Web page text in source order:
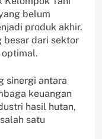
belum
produk akhir.
besar dari sektor
sinergi antara
keuangan
hasil hutan,
satu